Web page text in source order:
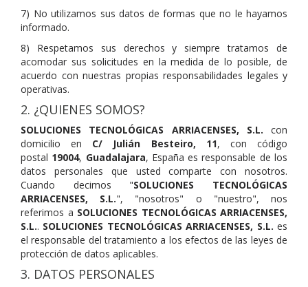
7) No utilizamos sus datos de formas que no le hayamos
informado.
8) Respetamos sus derechos y siempre tratamos de
acomodar sus solicitudes en la medida de lo posible, de
acuerdo con nuestras propias responsabilidades legales y
operativas.
2. ¿QUIENES SOMOS?
SOLUCIONES TECNOLÓGICAS ARRIACENSES, S.L. con
domicilio en C/ Julián Besteiro, 11, con código
postal 19004, Guadalajara, España es responsable de los
datos personales que usted comparte con nosotros.
Cuando decimos "SOLUCIONES TECNOLÓGICAS
ARRIACENSES, S.L.", "nosotros" o "nuestro", nos
referimos a SOLUCIONES TECNOLÓGICAS ARRIACENSES,
S.L.. SOLUCIONES TECNOLÓGICAS ARRIACENSES, S.L. es
el responsable del tratamiento a los efectos de las leyes de
protección de datos aplicables.
3. DATOS PERSONALES